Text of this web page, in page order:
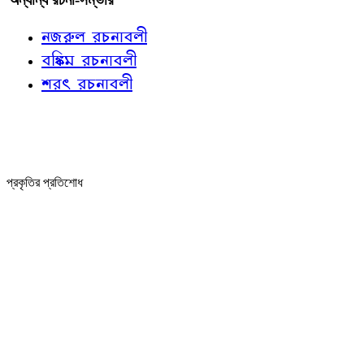
নজরুল রচনাবলী
বঙ্কিম রচনাবলী
শরৎ রচনাবলী
প্রকৃতির প্রতিশোধ